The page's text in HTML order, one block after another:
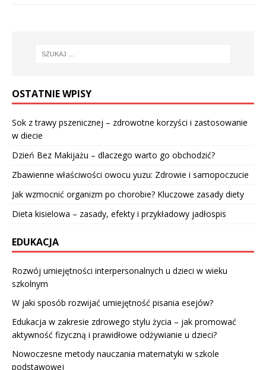
OSTATNIE WPISY
Sok z trawy pszenicznej – zdrowotne korzyści i zastosowanie
w diecie
Dzień Bez Makijażu – dlaczego warto go obchodzić?
Zbawienne właściwości owocu yuzu: Zdrowie i samopoczucie
Jak wzmocnić organizm po chorobie? Kluczowe zasady diety
Dieta kisielowa – zasady, efekty i przykładowy jadłospis
EDUKACJA
Rozwój umiejętności interpersonalnych u dzieci w wieku
szkolnym
W jaki sposób rozwijać umiejętność pisania esejów?
Edukacja w zakresie zdrowego stylu życia – jak promować
aktywność fizyczną i prawidłowe odżywianie u dzieci?
Nowoczesne metody nauczania matematyki w szkole
podstawowej